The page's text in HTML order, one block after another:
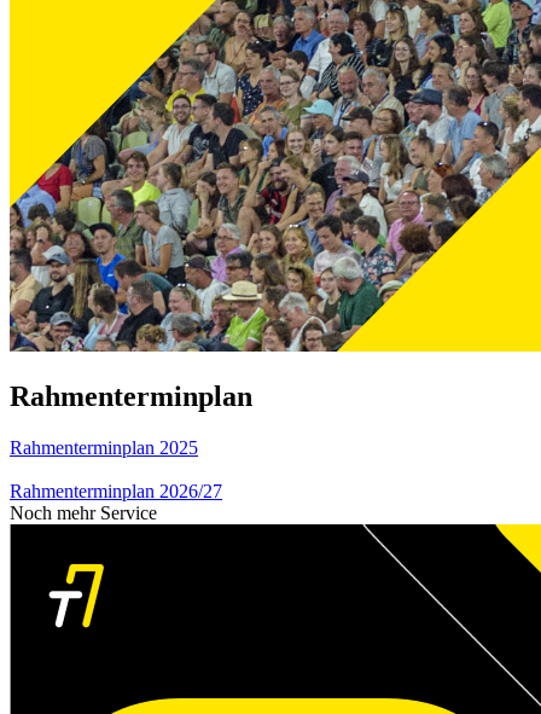
Rahmenterminplan
Rahmenterminplan 2025
Rahmenterminplan 2026/27
Noch mehr Service